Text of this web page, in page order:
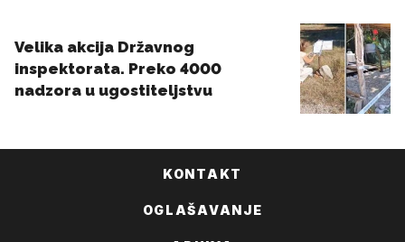
KONTAKT
OGLAŠAVANJE